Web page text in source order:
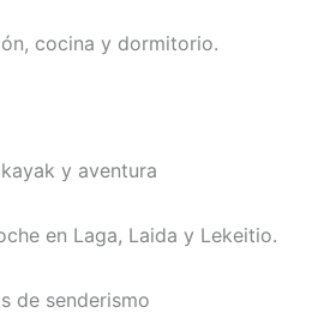
cocina y dormitorio.
y aventura
en Laga, Laida y Lekeitio.
de senderismo